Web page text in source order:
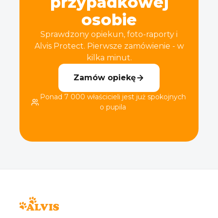
osobie
Sprawdzony opiekun, foto-raporty i
Alvis Protect. Pierwsze zamówienie - w
kilka minut.
Zamów opiekę
Ponad 7 000 właścicieli jest już spokojnych
o pupila